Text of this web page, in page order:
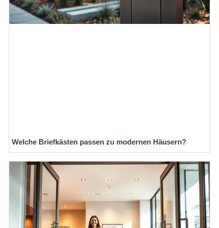
Welche Briefkästen passen zu modernen Häusern?